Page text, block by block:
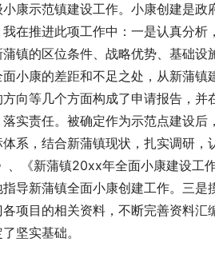
康示范镇建设工作。小康创建是
在推进此项工作中：一是认真分
镇的区位条件、战略优势、基础
小康的差距和不足之处，从新蒲
向等几个方面构成了申请报告，
实责任。被确定作为示范点建设
系，结合新蒲镇现状，扎实调研
《新蒲镇20xx年全面小康建设工
导新蒲镇全面小康创建工作。三是
项目的相关资料，不断完善资料
坚实基础。